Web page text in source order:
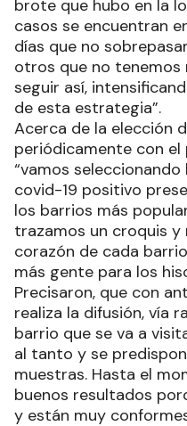
brote que hubo en la
casos se encuentran
días que no
otros que no tenemos
seguir así,
de esta estrategia”.
Acerca de la elección
periódicamente con el
“vamos
covid-19 positivo
los barrios más
trazamos un croquis y
corazón de cada
más gente para los
Precisaron, que con
realiza la difusión, vía
barrio que se va a
al tanto y se
muestras. Hasta el
buenos resultados
y están muy